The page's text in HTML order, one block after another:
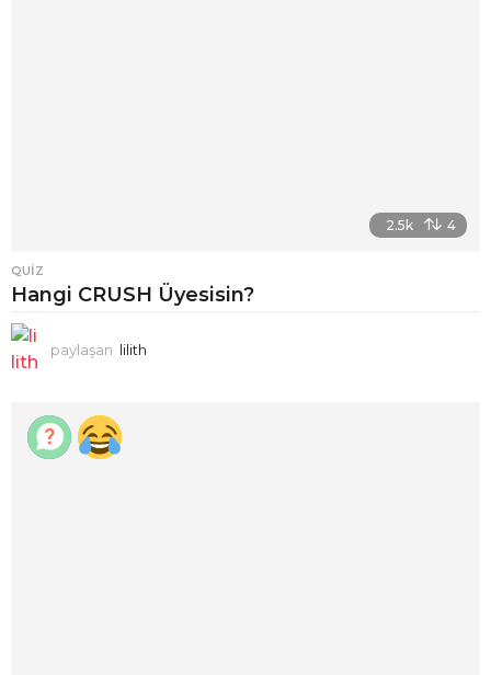
2.5k 4
QUIZ
Hangi CRUSH Üyesisin?
paylaşan lilith